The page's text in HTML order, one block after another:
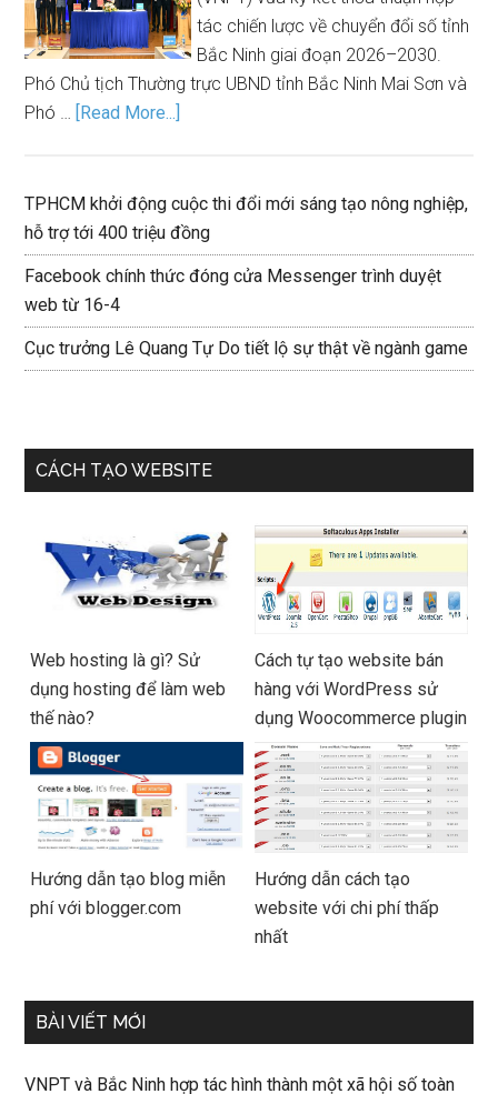
tác chiến lược về chuyển đổi số tỉnh
Bắc Ninh giai đoạn 2026–2030.
Phó Chủ tịch Thường trực UBND tỉnh Bắc Ninh Mai Sơn và
Phó … [Read More...]
TPHCM khởi động cuộc thi đổi mới sáng tạo nông nghiệp,
hỗ trợ tới 400 triệu đồng
Facebook chính thức đóng cửa Messenger trình duyệt
web từ 16-4
Cục trưởng Lê Quang Tự Do tiết lộ sự thật về ngành game
CÁCH TẠO WEBSITE
Web hosting là gì? Sử
dụng hosting để làm web
thế nào?
Cách tự tạo website bán
hàng với WordPress sử
dụng Woocommerce plugin
Hướng dẫn tạo blog miễn
phí với blogger.com
Hướng dẫn cách tạo
website với chi phí thấp
nhất
BÀI VIẾT MỚI
VNPT và Bắc Ninh hợp tác hình thành một xã hội số toàn